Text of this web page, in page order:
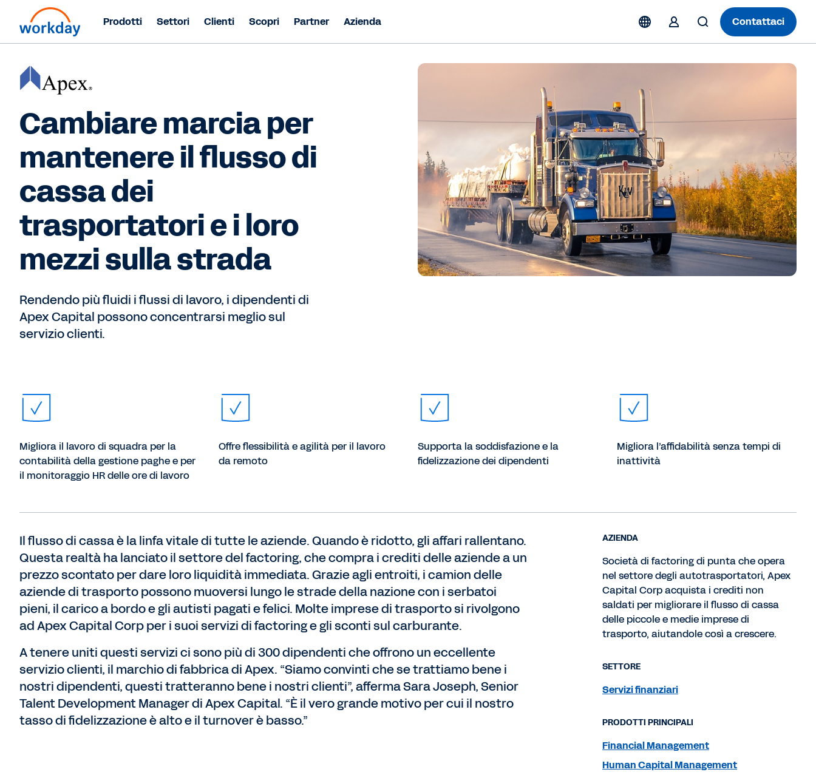
Prodotti Settori Clienti Scopri Partner Azienda Contattaci
Cambiare marcia per
mantenere il flusso di
cassa dei
trasportatori e i loro
mezzi sulla strada
Rendendo più fluidi i flussi di lavoro, i dipendenti di
Apex Capital possono concentrarsi meglio sul
servizio clienti.
Migliora il lavoro di squadra per la
contabilità della gestione paghe e per
il monitoraggio HR delle ore di lavoro
Offre flessibilità e agilità per il lavoro
da remoto
Supporta la soddisfazione e la
fidelizzazione dei dipendenti
Migliora l’affidabilità senza tempi di
inattività
Il flusso di cassa è la linfa vitale di tutte le aziende. Quando è ridotto, gli affari rallentano.
Questa realtà ha lanciato il settore del factoring, che compra i crediti delle aziende a un
prezzo scontato per dare loro liquidità immediata. Grazie agli entroiti, i camion delle
aziende di trasporto possono muoversi lungo le strade della nazione con i serbatoi
pieni, il carico a bordo e gli autisti pagati e felici. Molte imprese di trasporto si rivolgono
ad Apex Capital Corp per i suoi servizi di factoring e gli sconti sul carburante.
A tenere uniti questi servizi ci sono più di 300 dipendenti che offrono un eccellente
servizio clienti, il marchio di fabbrica di Apex. “Siamo convinti che se trattiamo bene i
nostri dipendenti, questi tratteranno bene i nostri clienti”, afferma Sara Joseph, Senior
Talent Development Manager di Apex Capital. “È il vero grande motivo per cui il nostro
tasso di fidelizzazione è alto e il turnover è basso.”
AZIENDA
Società di factoring di punta che opera
nel settore degli autotrasportatori, Apex
Capital Corp acquista i crediti non
saldati per migliorare il flusso di cassa
delle piccole e medie imprese di
trasporto, aiutandole così a crescere.
SETTORE
Servizi finanziari
PRODOTTI PRINCIPALI
Financial Management
Human Capital Management